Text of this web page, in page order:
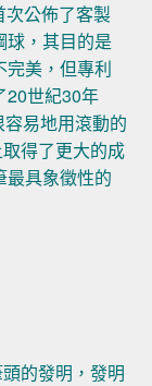
公佈了客製
球，其目的是
完美，但專利
20世紀30年
易地用滾動的
得了更大的成
最具象徵性的
的發明，發明